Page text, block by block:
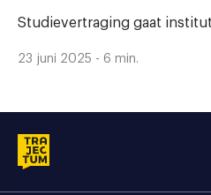
Studievertraging gaat
23 juni 2025 - 6 min.